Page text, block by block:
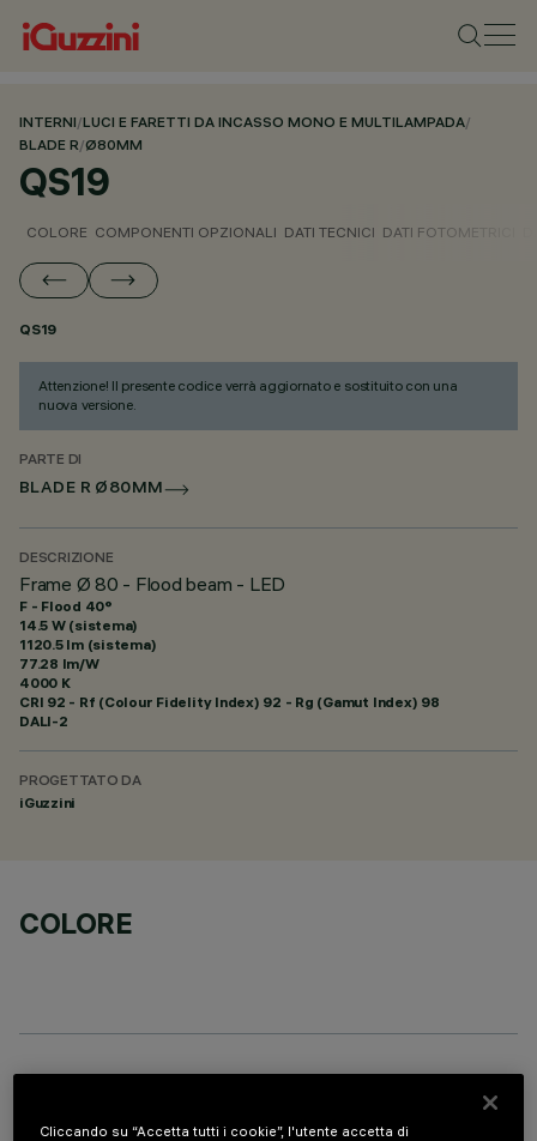
INTERNI/LUCI E FARETTI DA INCASSO MONO E MULTILAMPADA/
BLADE R/Ø80MM
QS19
COLORE COMPONENTI OPZIONALI DATI TECNICI DATI FOTOMETRICI
QS19
Attenzione! Il presente codice verrà aggiornato e sostituito con una
nuova versione.
PARTE DI
BLADE R Ø80MM
DESCRIZIONE
Frame Ø 80 - Flood beam - LED
F - Flood 40°
14.5 W (sistema)
1120.5 lm (sistema)
77.28 lm/W
4000 K
CRI 92 - Rf (Colour Fidelity Index) 92 - Rg (Gamut Index) 98
DALI-2
PROGETTATO DA
iGuzzini
COLORE
Cliccando su “Accetta tutti i cookie”, l'utente accetta di